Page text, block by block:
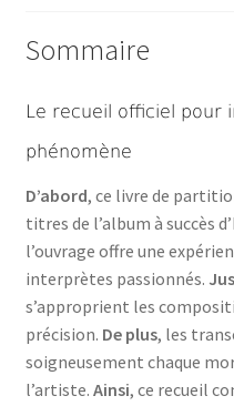
Sommaire
Le recueil officiel pour
phénomène
D’abord, ce livre de
titres de l’album à succès
l’ouvrage offre une
interprètes passionnés.
s’approprient les
précision. De plus, les
soigneusement chaque
l’artiste. Ainsi, ce recueil